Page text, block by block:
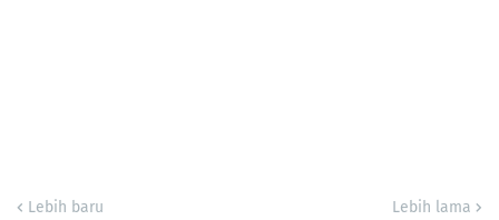
Lebih baru Lebih lama